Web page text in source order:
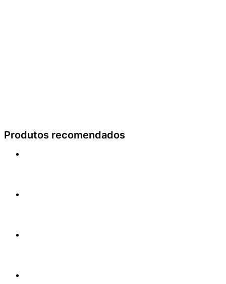
Produtos recomendados